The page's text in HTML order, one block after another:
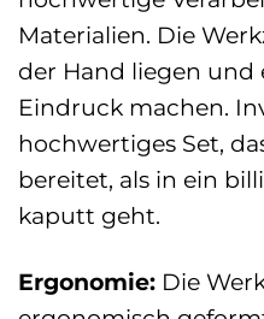
Materialien. Die
der Hand liegen und
Eindruck machen.
hochwertiges Set,
bereitet, als in ein
kaputt geht.
Ergonomie: Die